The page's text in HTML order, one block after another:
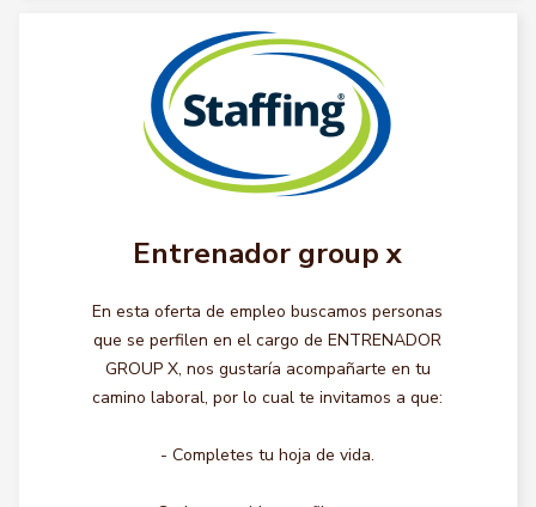
Entrenador group x
En esta oferta de empleo buscamos personas
que se perfilen en el cargo de ENTRENADOR
GROUP X, nos gustaría acompañarte en tu
camino laboral, por lo cual te invitamos a que:
- Completes tu hoja de vida.